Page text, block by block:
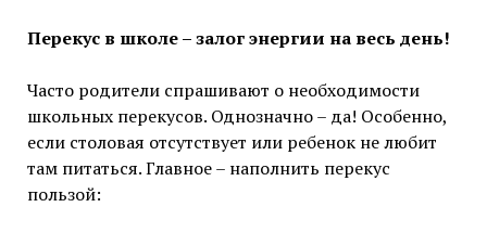
Перекус в школе – залог энергии на весь день!
Часто родители спрашивают о необходимости
школьных перекусов. Однозначно – да! Особенно,
если столовая отсутствует или ребенок не любит
там питаться. Главное – наполнить перекус
пользой: